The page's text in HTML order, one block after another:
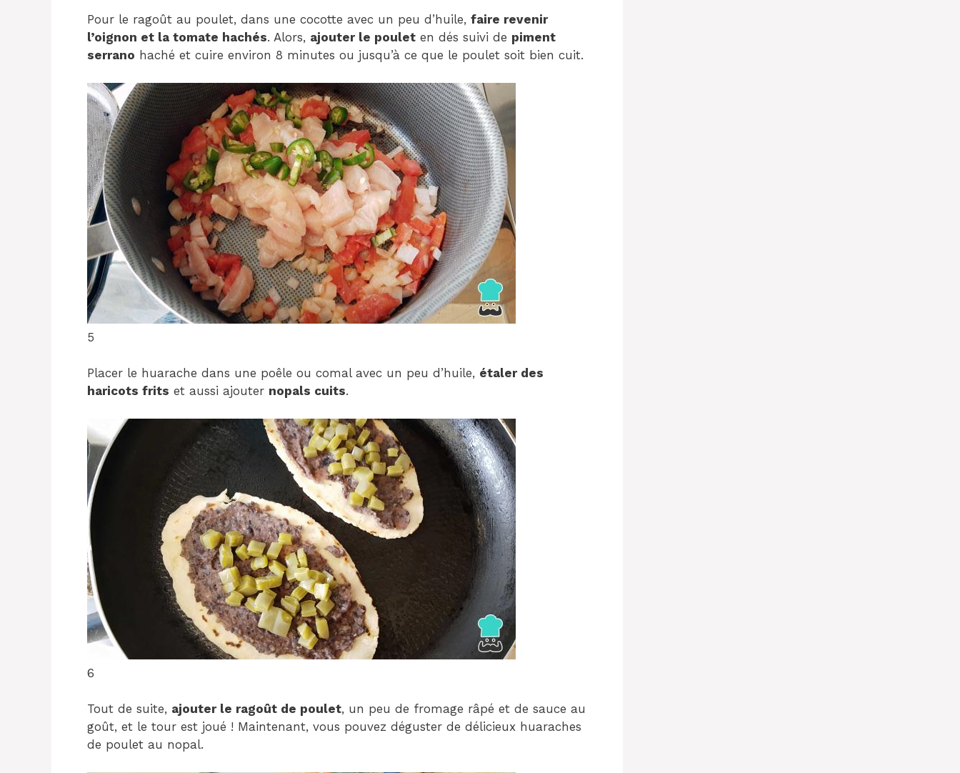
Pour le ragoût au poulet, dans une cocotte avec un peu d’huile, faire revenir
l’oignon et la tomate hachés. Alors, ajouter le poulet en dés suivi de piment
serrano haché et cuire environ 8 minutes ou jusqu’à ce que le poulet soit bien cuit.
5
Placer le huarache dans une poêle ou comal avec un peu d’huile, étaler des
haricots frits et aussi ajouter nopals cuits.
6
Tout de suite, ajouter le ragoût de poulet, un peu de fromage râpé et de sauce au
goût, et le tour est joué ! Maintenant, vous pouvez déguster de délicieux huaraches
de poulet au nopal.